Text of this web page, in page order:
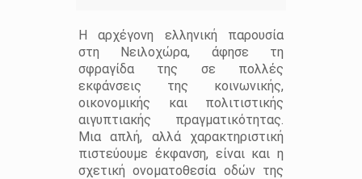
Η αρχέγονη ελληνική παρουσία
στη Νειλοχώρα, άφησε τη
σφραγίδα της σε πολλές
εκφάνσεις της κοινωνικής,
οικονομικής και πολιτιστικής
αιγυπτιακής πραγματικότητας.
Μια απλή, αλλά χαρακτηριστική
πιστεύουμε έκφανση, είναι και η
σχετική ονοματοθεσία οδών της